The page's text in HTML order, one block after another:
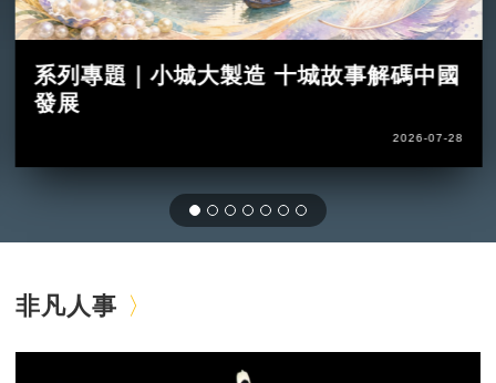
系列專題｜小城大製造 十城故事解碼中國
發展
2026-07-28
非凡人事